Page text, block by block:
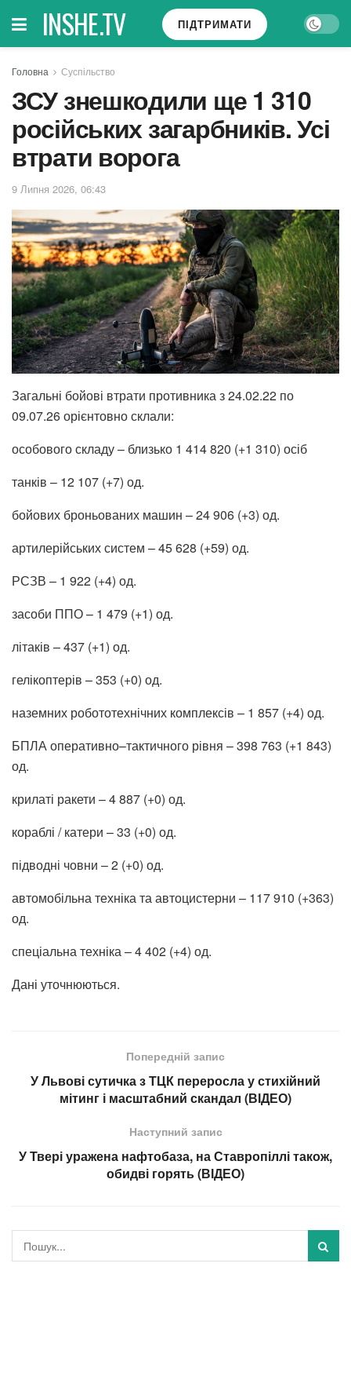
INSHE.TV ПІДТРИМАТИ
Головна Суспільство
ЗСУ знешкодили ще 1 310
російських загарбників. Усі
втрати ворога
9 Липня 2026, 06:43
Загальні бойові втрати противника з 24.02.22 по
09.07.26 орієнтовно склали:
особового складу – близько 1 414 820 (+1 310) осіб
танків – 12 107 (+7) од.
бойових броньованих машин – 24 906 (+3) од.
артилерійських систем – 45 628 (+59) од.
РСЗВ – 1 922 (+4) од.
засоби ППО – 1 479 (+1) од.
літаків – 437 (+1) од.
гелікоптерів – 353 (+0) од.
наземних робототехнічних комплексів – 1 857 (+4) од.
БПЛА оперативно–тактичного рівня – 398 763 (+1 843)
од.
крилаті ракети – 4 887 (+0) од.
кораблі / катери – 33 (+0) од.
підводні човни – 2 (+0) од.
автомобільна техніка та автоцистерни – 117 910 (+363)
од.
спеціальна техніка – 4 402 (+4) од.
Дані уточнюються.
Попередній запис
У Львові сутичка з ТЦК переросла у стихійний
мітинг і масштабний скандал (ВІДЕО)
Наступний запис
У Твері уражена нафтобаза, на Ставропіллі також,
обидві горять (ВІДЕО)